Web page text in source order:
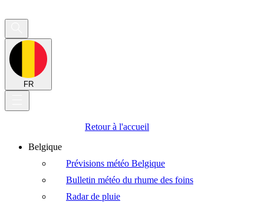
FR
Retour à l'accueil
Belgique
Prévisions météo Belgique
Bulletin météo du rhume des foins
Radar de pluie